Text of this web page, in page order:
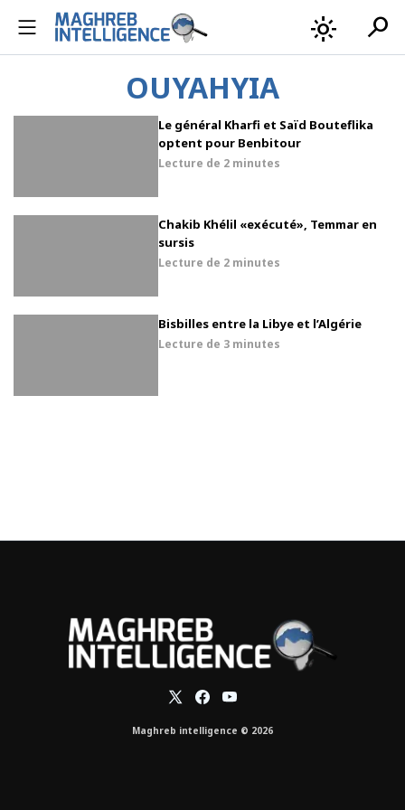
light_mode search
OUYAHYIA
Le général Kharfi et Saïd Bouteflika
optent pour Benbitour
Lecture de 2 minutes
Chakib Khélil «exécuté», Temmar en
sursis
Lecture de 2 minutes
Bisbilles entre la Libye et l’Algérie
Lecture de 3 minutes
Maghreb intelligence © 2026